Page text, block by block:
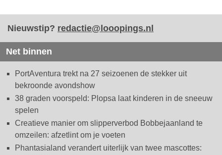
Nieuwstip? redactie@looopings.nl
Net binnen
PortAventura trekt na 27 seizoenen de stekker uit
bekroonde avondshow
38 graden voorspeld: Plopsa laat kinderen in de sneeuw
spelen
Creatieve manier om slipperverbod Bobbejaanland te
omzeilen: afzetlint om je voeten
Phantasialand verandert uiterlijk van twee mascottes: